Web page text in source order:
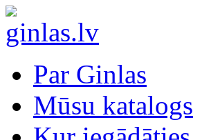
Par Ginlas
Mūsu katalogs